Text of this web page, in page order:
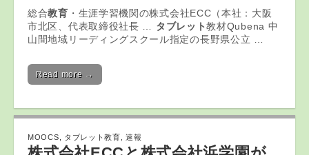
総合教育 ・生涯学習機関の株式会社ECC（本社：大阪
市北区、代表取締役社長 … タブレット教材Qubena 中
山間地域リーディングスクール指定の長野県公立 …
Read more →
MOOCS タブレット教育 ,速報